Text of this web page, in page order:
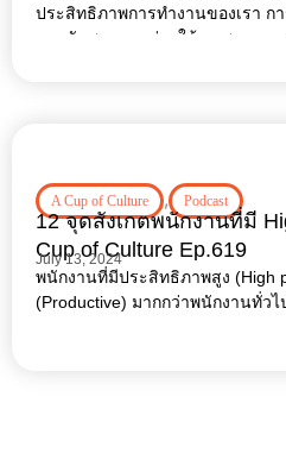
ประสิทธิภาพการทำงานของเรา ก
ของมันสามารถช่วยให้เราสามาร
A Cup of Culture , Podcast
12 จุดสังเกตพนักงานที่มี
Cup of Culture Ep.619
July 13, 2024
พนักงานที่มีประสิทธิภาพสูง (High
(Productive) มากกว่าพนักงานทั่วไ